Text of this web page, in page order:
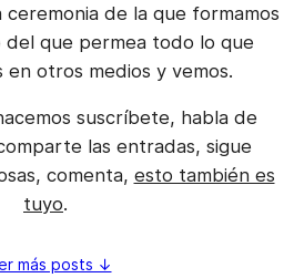
de la que formamos
que permea todo lo que
en otros medios y vemos.
suscríbete, habla de
las entradas, sigue
comenta, esto también es
tuyo.
más posts ↓